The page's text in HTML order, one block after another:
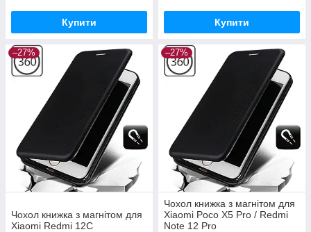
Купити Купити
–27%
Чохол книжка з магнітом для
Xiaomi Redmi 12C
–27%
Чохол книжка з магнітом для
Xiaomi Poco X5 Pro / Redmi
Note 12 Pro